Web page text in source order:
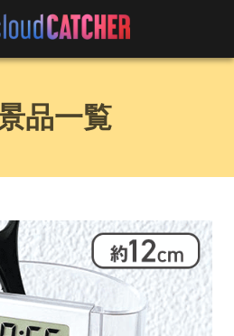
品一覧